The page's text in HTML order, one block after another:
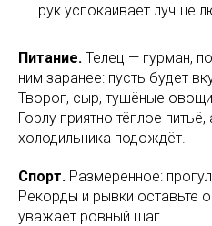
рук успокаивает лучше
Питание. Телец — гурман,
ним заранее: пусть будет
Творог, сыр, тушёные
Горлу приятно тёплое
холодильника подождёт.
Спорт. Размеренное:
Рекорды и рывки оставьте
уважает ровный шаг.